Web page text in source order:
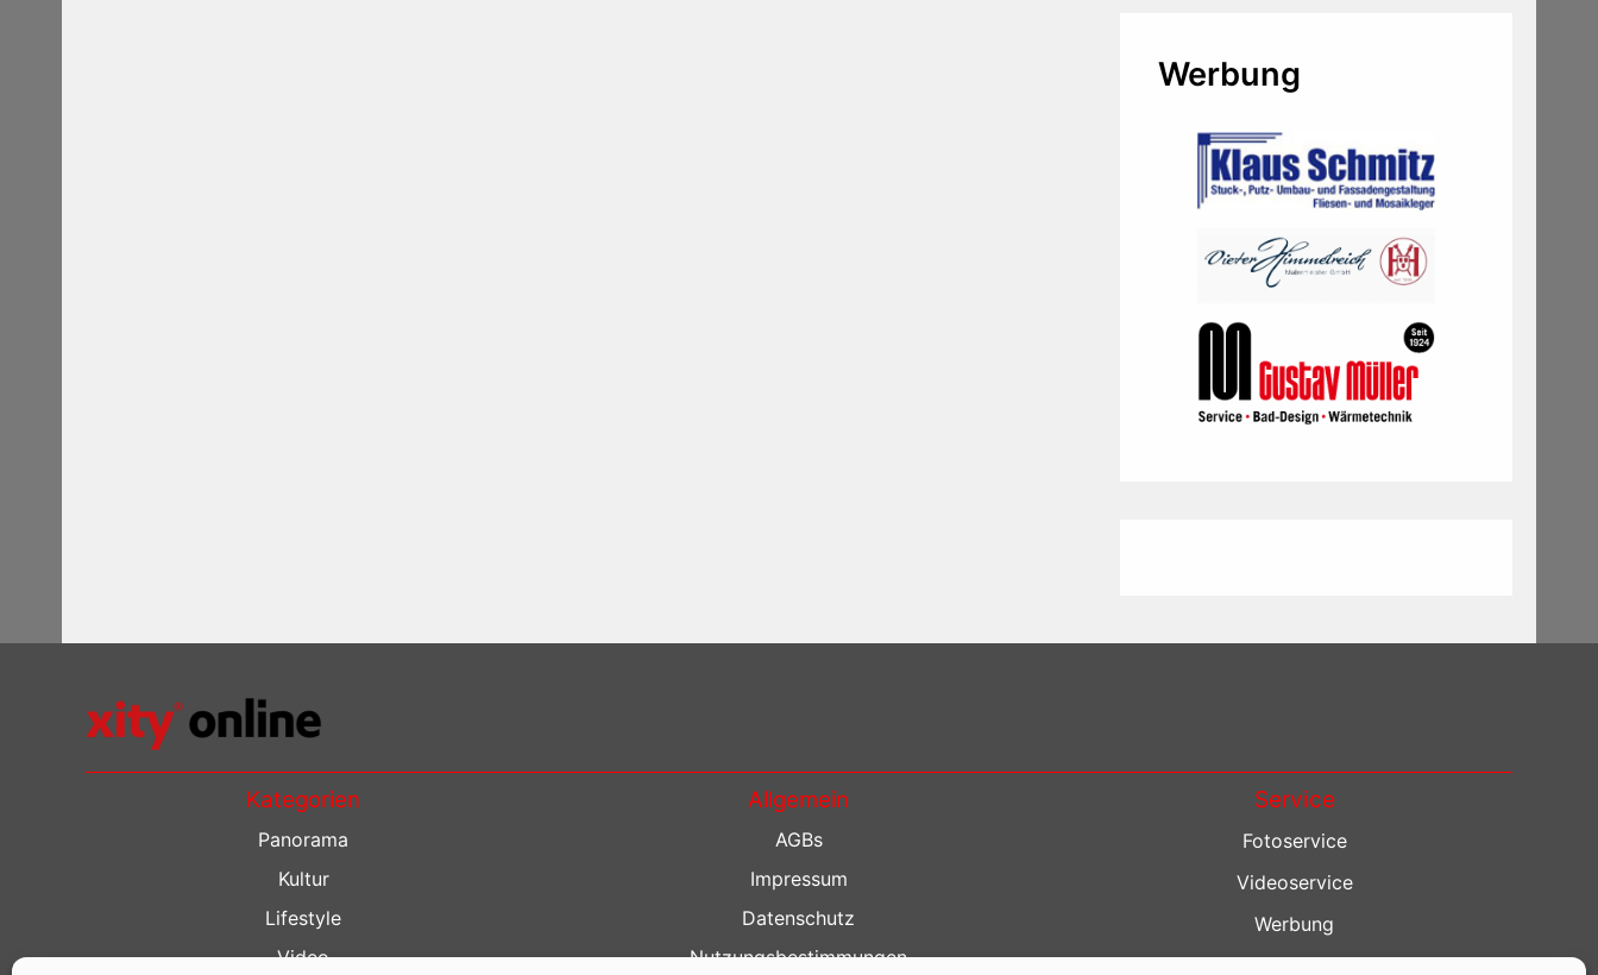
Werbung
Kategorien
Panorama
Kultur
Lifestyle
Video
Allgemein
AGBs
Impressum
Datenschutz
Nutzungsbestimmungen
Service
Fotoservice
Videoservice
Werbung